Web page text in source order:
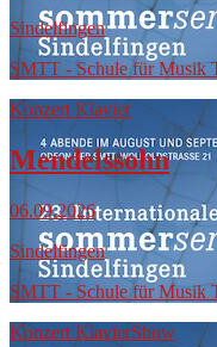
Sindelfingen
SMTT - Schule für Musik
Konzert Klavier
Mendelssohn
06.09.2026
Sindelfingen
SMTT - Schule für Musik
Konzert KlavierShow